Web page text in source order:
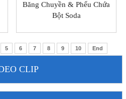
Băng Chuyền & Phểu Chứa
Bột Soda
5 6 7 8 9 10 End
CLIP